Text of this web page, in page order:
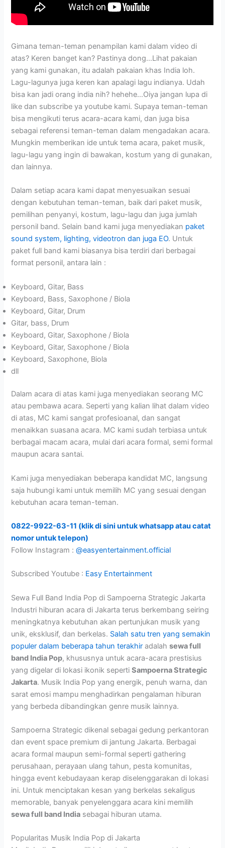
Gimana teman-teman penampilan kami dalam video di
atas? Keren banget kan? Pastinya dong…Lihat pakaian
yang kami gunakan, itu adalah pakaian khas India loh.
Lagu-lagunya juga keren kan apalagi lagu indianya. Udah
bisa kan jadi orang india nih? hehehe…Oiya jangan lupa di
like dan subscribe ya youtube kami. Supaya teman-teman
bisa mengikuti terus acara-acara kami, dan juga bisa
sebagai referensi teman-teman dalam mengadakan acara.
Mungkin memberikan ide untuk tema acara, paket musik,
lagu-lagu yang ingin di bawakan, kostum yang di gunakan,
dan lainnya.
Dalam setiap acara kami dapat menyesuaikan sesuai
dengan kebutuhan teman-teman, baik dari paket musik,
pemilihan penyanyi, kostum, lagu-lagu dan juga jumlah
personil band. Selain band kami juga menyediakan paket
sound system, lighting, videotron dan juga EO. Untuk
paket full band kami biasanya bisa terdiri dari berbagai
format personil, antara lain :
Keyboard, Gitar, Bass
Keyboard, Bass, Saxophone / Biola
Keyboard, Gitar, Drum
Gitar, bass, Drum
Keyboard, Gitar, Saxophone / Biola
Keyboard, Gitar, Saxophone / Biola
Keyboard, Saxophone, Biola
dll
Dalam acara di atas kami juga menyediakan seorang MC
atau pembawa acara. Seperti yang kalian lihat dalam video
di atas, MC kami sangat profesioanal, dan sangat
menaikkan suasana acara. MC kami sudah terbiasa untuk
berbagai macam acara, mulai dari acara formal, semi formal
maupun acara santai.
Kami juga menyediakan beberapa kandidat MC, langsung
saja hubungi kami untuk memilih MC yang sesuai dengan
kebutuhan acara teman-teman.
0822-9922-63-11 (klik di sini untuk whatsapp atau catat
nomor untuk telepon)
Follow Instagram :@easyentertainment.official
Subscribed Youtube : Easy Entertainment
Sewa Full Band India Pop di Sampoerna Strategic Jakarta
Industri hiburan acara di Jakarta terus berkembang seiring
meningkatnya kebutuhan akan pertunjukan musik yang
unik, eksklusif, dan berkelas. Salah satu tren yang semakin
populer dalam beberapa tahun terakhir adalahsewa full
band India Pop, khususnya untuk acara-acara prestisius
yang digelar di lokasi ikonik sepertiSampoerna Strategic
Jakarta. Musik India Pop yang energik, penuh warna, dan
sarat emosi mampu menghadirkan pengalaman hiburan
yang berbeda dibandingkan genre musik lainnya.
Sampoerna Strategic dikenal sebagai gedung perkantoran
dan event space premium di jantung Jakarta. Berbagai
acara formal maupun semi-formal seperti gathering
perusahaan, perayaan ulang tahun, pesta komunitas,
hingga event kebudayaan kerap diselenggarakan di lokasi
ini. Untuk menciptakan kesan yang berkelas sekaligus
memorable, banyak penyelenggara acara kini memilih
sewa full band India sebagai hiburan utama.
Popularitas Musik India Pop di Jakarta